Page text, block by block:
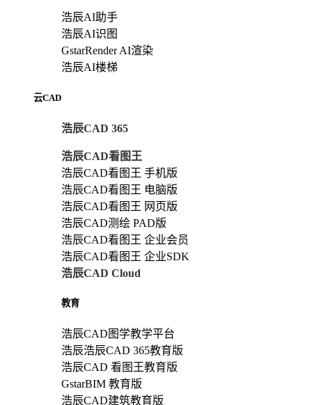
浩辰AI助手
浩辰AI识图
GstarRender AI渲染
浩辰AI楼梯
云CAD
浩辰CAD 365
浩辰CAD看图王
浩辰CAD看图王 手机版
浩辰CAD看图王 电脑版
浩辰CAD看图王 网页版
浩辰CAD测绘 PAD版
浩辰CAD看图王 企业会员
浩辰CAD看图王 企业SDK
浩辰CAD Cloud
教育
浩辰CAD图学教学平台
浩辰浩辰CAD 365教育版
浩辰CAD 看图王教育版
GstarBIM 教育版
浩辰CAD建筑教育版